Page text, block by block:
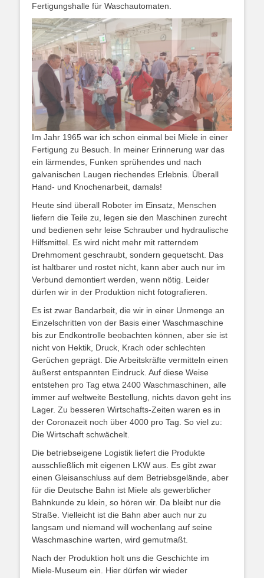
Fertigungshalle für Waschautomaten.
Im Jahr 1965 war ich schon einmal bei Miele in einer
Fertigung zu Besuch. In meiner Erinnerung war das
ein lärmendes, Funken sprühendes und nach
galvanischen Laugen riechendes Erlebnis. Überall
Hand- und Knochenarbeit, damals!
Heute sind überall Roboter im Einsatz, Menschen
liefern die Teile zu, legen sie den Maschinen zurecht
und bedienen sehr leise Schrauber und hydraulische
Hilfsmittel. Es wird nicht mehr mit ratterndem
Drehmoment geschraubt, sondern gequetscht. Das
ist haltbarer und rostet nicht, kann aber auch nur im
Verbund demontiert werden, wenn nötig. Leider
dürfen wir in der Produktion nicht fotografieren.
Es ist zwar Bandarbeit, die wir in einer Unmenge an
Einzelschritten von der Basis einer Waschmaschine
bis zur Endkontrolle beobachten können, aber sie ist
nicht von Hektik, Druck, Krach oder schlechten
Gerüchen geprägt. Die Arbeitskräfte vermitteln einen
äußerst entspannten Eindruck. Auf diese Weise
entstehen pro Tag etwa 2400 Waschmaschinen, alle
immer auf weltweite Bestellung, nichts davon geht ins
Lager. Zu besseren Wirtschafts-Zeiten waren es in
der Coronazeit noch über 4000 pro Tag. So viel zu:
Die Wirtschaft schwächelt.
Die betriebseigene Logistik liefert die Produkte
ausschließlich mit eigenen LKW aus. Es gibt zwar
einen Gleisanschluss auf dem Betriebsgelände, aber
für die Deutsche Bahn ist Miele als gewerblicher
Bahnkunde zu klein, so hören wir. Da bleibt nur die
Straße. Vielleicht ist die Bahn aber auch nur zu
langsam und niemand will wochenlang auf seine
Waschmaschine warten, wird gemutmaßt.
Nach der Produktion holt uns die Geschichte im
Miele-Museum ein. Hier dürfen wir wieder